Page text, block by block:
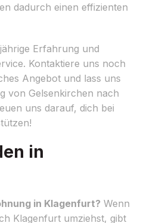
dadurch einen effizienten
Erfahrung und
Kontaktiere uns noch
Angebot und lass uns
von Gelsenkirchen nach
uns darauf, dich bei
in
in Klagenfurt? Wenn
Klagenfurt umziehst, gibt